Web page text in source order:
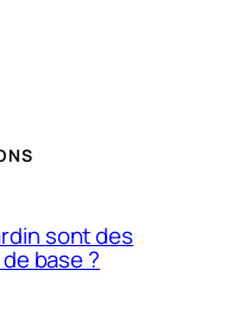
sont des
base ?